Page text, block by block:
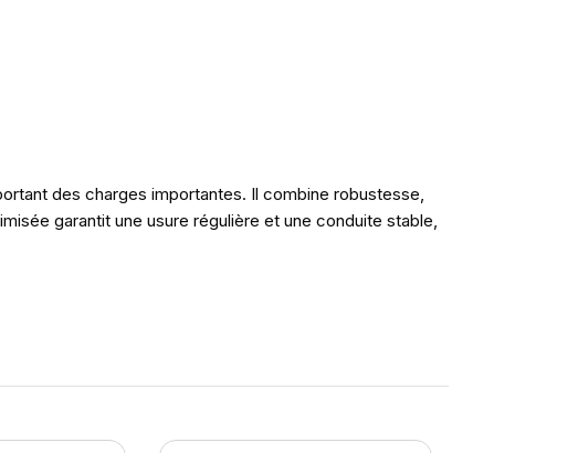
des charges importantes. Il combine robustesse,
garantit une usure régulière et une conduite stable,